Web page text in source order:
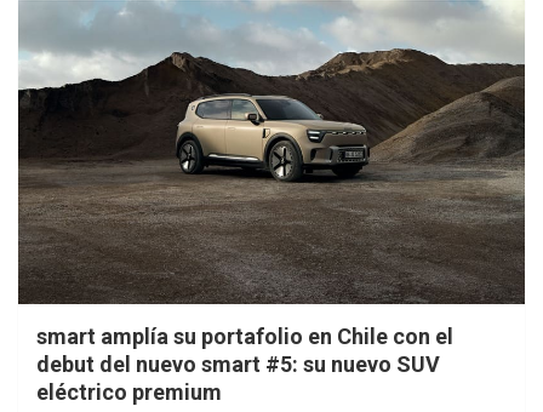
smart amplía su portafolio en Chile con el
debut del nuevo smart #5: su nuevo SUV
eléctrico premium